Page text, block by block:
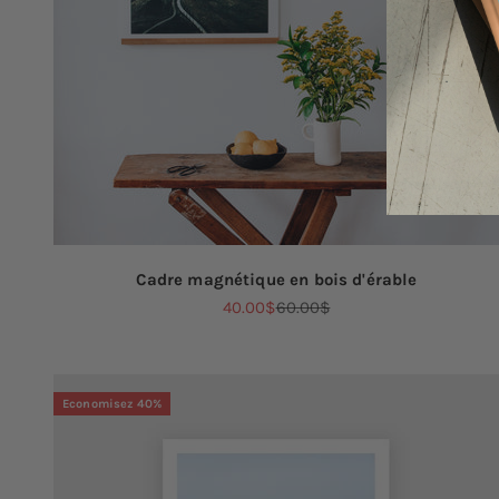
Cadre magnétique en bois d'érable
Prix de vente
40.00$Prix normal
60.00$
Economisez 40%